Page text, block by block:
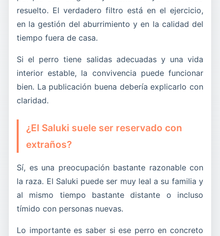
resuelto. El verdadero filtro está en el ejercicio,
en la gestión del aburrimiento y en la calidad del
tiempo fuera de casa.
Si el perro tiene salidas adecuadas y una vida
interior estable, la convivencia puede funcionar
bien. La publicación buena debería explicarlo con
claridad.
¿El Saluki suele ser reservado con
extraños?
Sí, es una preocupación bastante razonable con
la raza. El Saluki puede ser muy leal a su familia y
al mismo tiempo bastante distante o incluso
tímido con personas nuevas.
Lo importante es saber si ese perro en concreto